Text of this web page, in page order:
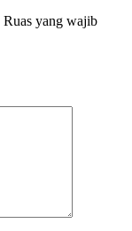
Ruas yang wajib